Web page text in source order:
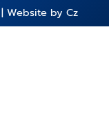
Website by Cz